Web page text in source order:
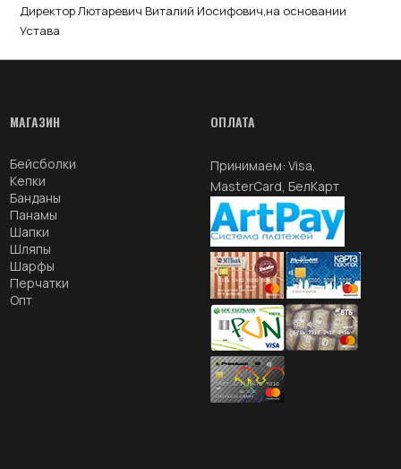
Директор Лютаревич Виталий Иосифович,на основании
Устава
МАГАЗИН
Бейсболки
Кепки
Банданы
Панамы
Шапки
Шляпы
Шарфы
Перчатки
Опт
ОПЛАТА
Принимаем: Visa,
MasterCard, БелКарт